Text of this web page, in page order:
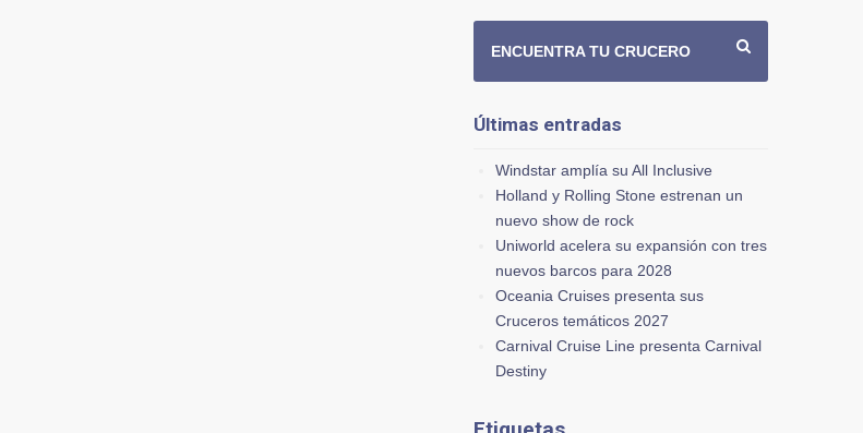
ENCUENTRA TU CRUCERO
Últimas entradas
Windstar amplía su All Inclusive
Holland y Rolling Stone estrenan un
nuevo show de rock
Uniworld acelera su expansión con tres
nuevos barcos para 2028
Oceania Cruises presenta sus
Cruceros temáticos 2027
Carnival Cruise Line presenta Carnival
Destiny